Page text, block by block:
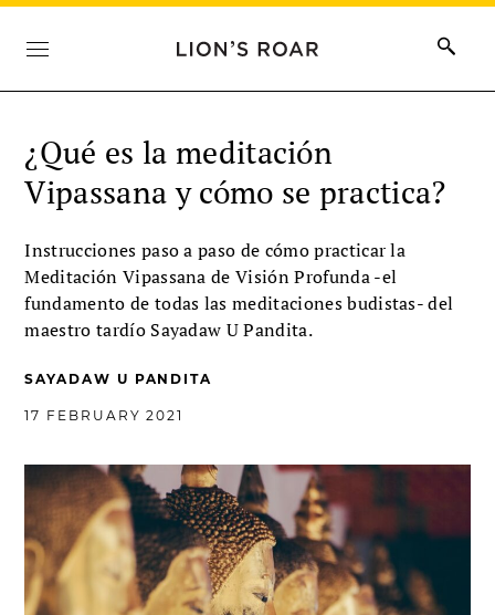
¿Qué es la meditación
Vipassana y cómo se practica?
Instrucciones paso a paso de cómo practicar la
Meditación Vipassana de Visión Profunda -el
fundamento de todas las meditaciones budistas- del
maestro tardío Sayadaw U Pandita.
SAYADAW U PANDITA
17 FEBRUARY 2021